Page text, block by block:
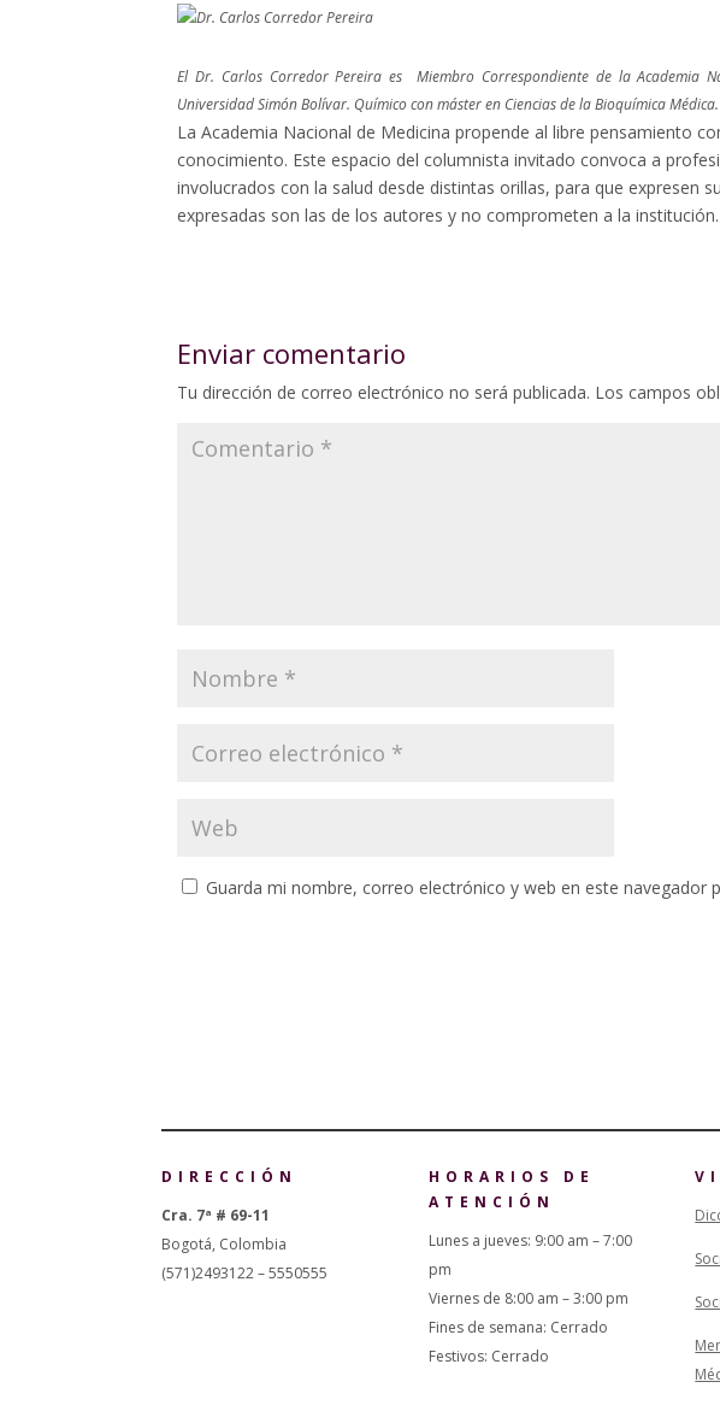
El Dr. Carlos Corredor Pereira es Miembro Correspondiente de la Academia
Universidad Simón Bolívar. Químico con máster en Ciencias de la Bioquímica
La Academia Nacional de Medicina propende al libre pensamiento
conocimiento. Este espacio del columnista invitado convoca a
involucrados con la salud desde distintas orillas, para que expresen
expresadas son las de los autores y no comprometen a la institución.
Enviar comentario
Tu dirección de correo electrónico no será publicada. Los campos
Guarda mi nombre, correo electrónico y web en este navegador
DIRECCIÓN
Cra. 7ª # 69-11
Bogotá, Colombia
(571)2493122 – 5550555
HORARIOS DE
ATENCIÓN
Lunes a jueves: 9:00 am – 7:00
pm
Viernes de 8:00 am – 3:00 pm
Fines de semana: Cerrado
Festivos: Cerrado